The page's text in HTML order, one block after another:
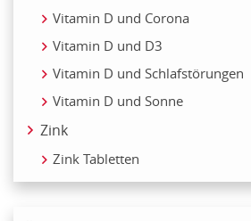
Vitamin D und Corona
Vitamin D und D3
Vitamin D und Schlafstörungen
Vitamin D und Sonne
Zink
Zink Tabletten